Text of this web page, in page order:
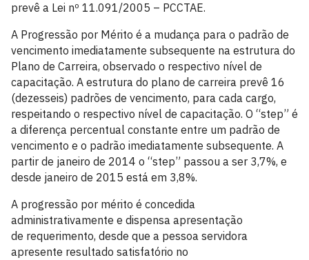
prevê a Lei nº 11.091/2005 – PCCTAE.
A Progressão por Mérito é a mudança para o padrão de
vencimento imediatamente subsequente na estrutura do
Plano de Carreira, observado o respectivo nível de
capacitação. A estrutura do plano de carreira prevê 16
(dezesseis) padrões de vencimento, para cada cargo,
respeitando o respectivo nível de capacitação. O “step” é
a diferença percentual constante entre um padrão de
vencimento e o padrão imediatamente subsequente. A
partir de janeiro de 2014 o “step” passou a ser 3,7%, e
desde janeiro de 2015 está em 3,8%.
A progressão por mérito é concedida
administrativamente e dispensa apresentação
de requerimento, desde que a pessoa servidora
apresente resultado satisfatório no